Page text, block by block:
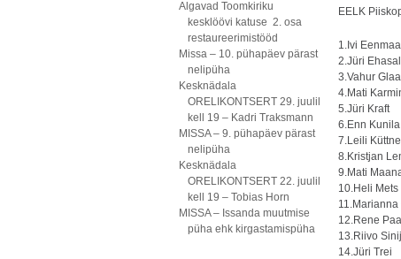
Algavad Toomkiriku
kesklöövi katuse 2. osa
restaureerimistööd
Missa – 10. pühapäev pärast
nelipüha
Kesknädala
ORELIKONTSERT 29. juulil
kell 19 – Kadri Traksmann
MISSA – 9. pühapäev pärast
nelipüha
Kesknädala
ORELIKONTSERT 22. juulil
kell 19 – Tobias Horn
MISSA – Issanda muutmise
püha ehk kirgastamispüha
EELK
1.Ivi Eenmaa
2.Jüri
3.Vahur
4.Mati
5.Jüri Kraft
6.Enn Kunila
7.Leili
8.Kristjan
9.Mati
10.Heli Mets
11.Marianna
12.Rene
13.Riivo
14.Jüri Trei